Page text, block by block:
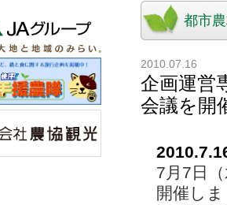
都市
2010.07.16
企画運営
会議を開
7月7日
開催し